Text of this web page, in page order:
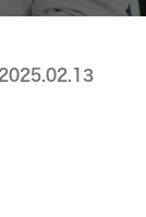
2025.02.13